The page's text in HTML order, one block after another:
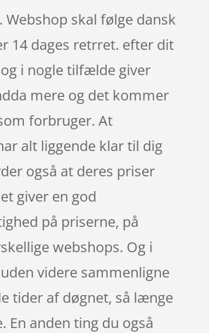
skal følge dansk
14 dages retrret. efter dit
i nogle tilfælde giver
mere og det kommer
forbruger. At
alt liggende klar til dig
også at deres priser
giver en god
på priserne, på
webshops. Og i
videre sammenligne
tider af døgnet, så længe
En anden ting du også